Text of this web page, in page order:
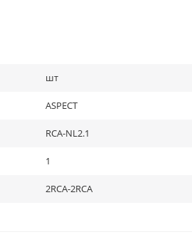
шт
ASPECT
RCA-NL2.1
1
2RCA-2RCA